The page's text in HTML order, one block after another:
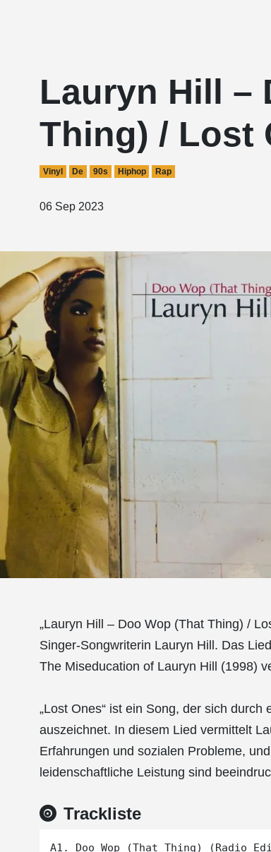
Lauryn Hill –
Thing) / Lost
Vinyl De 90s Hiphop Rap
06 Sep 2023
„Lauryn Hill – Doo Wop (That Thing) /
Singer-Songwriterin Lauryn Hill. Das
The Miseducation of Lauryn Hill (1998)
„Lost Ones“ ist ein Song, der sich
auszeichnet. In diesem Lied vermittelt
Erfahrungen und sozialen Probleme,
leidenschaftliche Leistung sind
Trackliste
A1. Doo Wop (That Thing) (Radio